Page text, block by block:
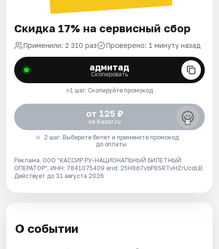
Скидка 17% на сервисный сбор
Применили: 2 310 раз Проверено: 1 минуту назад
адмитад
Скопировать
1 шаг. Скопируйте промокод
от 125 ₽
на Kassir.ru
2 шаг. Выберите билет и примените промокод
до оплаты
Реклама. ООО "КАССИР.РУ-НАЦИОНАЛЬНЫЙ БИЛЕТНЫЙ
ОПЕРАТОР", ИНН: 7841075409 erid: 25H8d7vbP8SRTvHZrUcdLB.
Действует до 31 августа 2026
О событии